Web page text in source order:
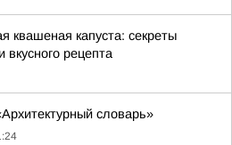
квашеная капуста: секреты
вкусного рецепта
словарь»